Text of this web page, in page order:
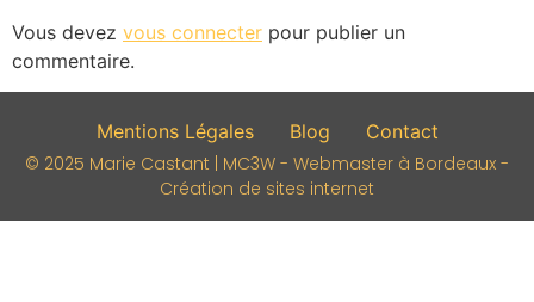
Vous devez vous connecter pour publier un
commentaire.
Mentions Légales Blog
Contact
© 2025 Marie Castant | MC3W - Webmaster à Bordeaux -
Création de sites internet